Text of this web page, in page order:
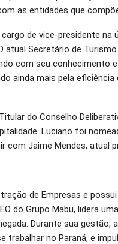
as entidades que
de vice-presidente na
atual Secretário de
com seu conhecimento
ainda mais pela
do Conselho
Luciano foi
com Jaime Mendes, atual
de Empresas e
do Grupo Mabu, lidera
Durante sua gestão,
trabalhar no Paraná, e